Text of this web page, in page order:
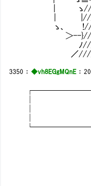
| ゝ//////
| |////////,
ゝ、
＞--
ﾉ/////////
／
3350 ：◆vh8EGgMQnE ：